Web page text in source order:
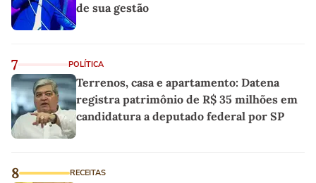
de sua gestão
7 POLÍTICA
Terrenos, casa e apartamento: Datena
registra patrimônio de R$ 35 milhões em
candidatura a deputado federal por SP
8 RECEITAS